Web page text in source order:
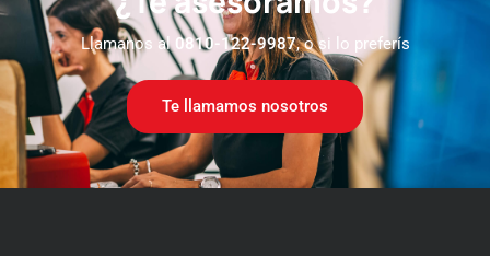
Llamanos al 0810-122-9987, o si lo preferís
Te llamamos nosotros